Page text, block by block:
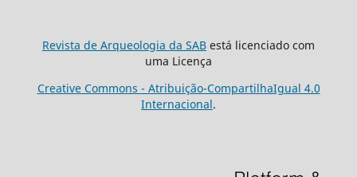
Revista de Arqueologia da SAB está licenciado com
uma Licença
Creative Commons - Atribuição-CompartilhaIgual 4.0
Internacional.